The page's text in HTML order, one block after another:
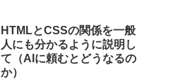
HTMLとCSSの関係を一般
人にも分かるように説明し
て（AIに頼むとどうなるの
か）